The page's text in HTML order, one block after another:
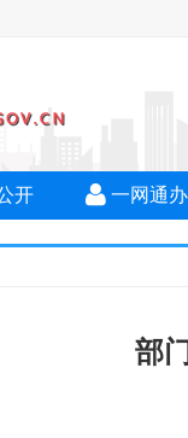
开 一网通办
部